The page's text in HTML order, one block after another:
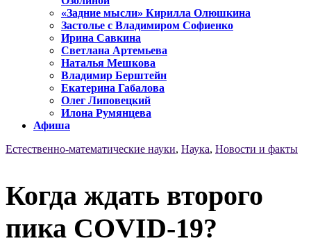
«Задние мысли» Кирилла Олюшкина
Застолье с Владимиром Софиенко
Ирина Савкина
Светлана Артемьева
Наталья Мешкова
Владимир Берштейн
Екатерина Габалова
Олег Липовецкий
Илона Румянцева
Афиша
Естественно-математические науки, Наука, Новости и факты
Когда ждать второго
пика COVID-19?